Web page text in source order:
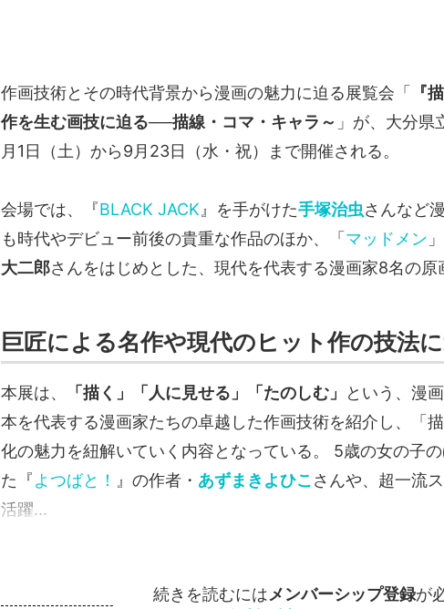
作画技術とその時代背景から漫画の魅力に迫る展覧会「
『
作を生む画技に迫る──描線・コマ・キャラ～ 」が、大分県
月1日（土）から9月23日（水・祝）まで開催される。
会場では、『BLACK JACK 』を手がけた手塚治虫さんなど
も時代やデビュー前後の貴重な作品のほか、「 マッドメン
大二郎さんをはじめとした、現代を代表する漫画家8名の原
巨匠による名作や現代のヒット作の技法
本展は、 「描く」「人に見せる」「たのしむ」
という、漫
本を代表する漫画家たちの卓越した作画技術を紹介し、「
化の魅力を紐解いていく内容となっている。 5歳の女の子
た『よつばと！ 』の作者・ あずまきよひこ さんや、超一流
活躍...
続きを読むにはメンバーシップ登録が